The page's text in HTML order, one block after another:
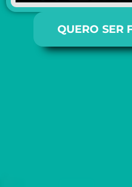
QUERO SER